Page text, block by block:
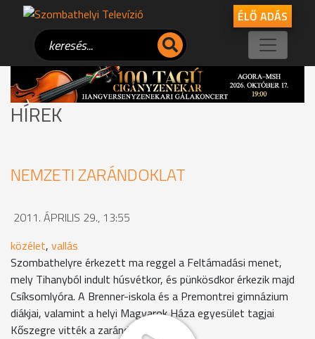
ÉLŐ ADÁS
HÍREK
NEMZETI ZARÁNDOKLAT
2011. ÁPRILIS 29., 13:55
közélet, vallás
Szombathelyre érkezett ma reggel a Feltámadási menet,
mely Tihanyból indult húsvétkor, és pünkösdkor érkezik majd
Csíksomlyóra. A Brenner-iskola és a Premontrei gimnázium
diákjai, valamint a helyi Magyarok Háza egyesület tagjai
Kőszegre vitték a zarándokkeresztet.